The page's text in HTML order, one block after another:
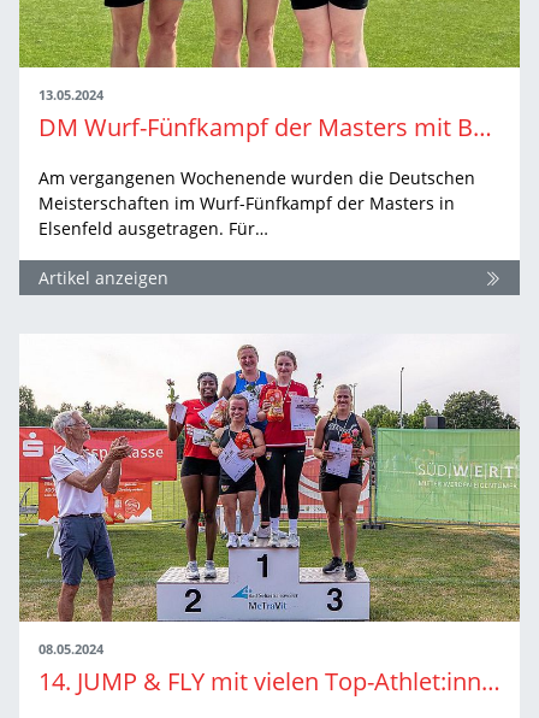
13.05.2024
DM Wurf-Fünfkampf der Masters mit BW Rekorden
Am vergangenen Wochenende wurden die Deutschen
Meisterschaften im Wurf-Fünfkampf der Masters in
Elsenfeld ausgetragen. Für…
Artikel anzeigen
08.05.2024
14. JUMP & FLY mit vielen Top-Athlet:innen in Hechingen